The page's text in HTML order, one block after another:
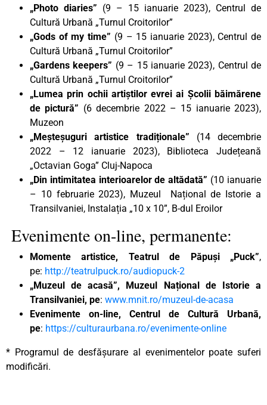
„Photo diaries” (9 – 15 ianuarie 2023), Centrul de
Cultură Urbană „Turnul Croitorilor”
„Gods of my time” (9 – 15 ianuarie 2023), Centrul de
Cultură Urbană „Turnul Croitorilor”
„Gardens keepers” (9 – 15 ianuarie 2023), Centrul de
Cultură Urbană „Turnul Croitorilor”
„Lumea prin ochii artiștilor evrei ai Școlii băimărene
de pictură” (6 decembrie 2022 – 15 ianuarie 2023),
Muzeon
„Meșteșuguri artistice tradiționale” (14 decembrie
2022 – 12 ianuarie 2023), Biblioteca Județeană
„Octavian Goga” Cluj-Napoca
„Din intimitatea interioarelor de altădată” (10 ianuarie
– 10 februarie 2023), Muzeul Național de Istorie a
Transilvaniei, Instalația „10 x 10”, B-dul Eroilor
Evenimente on-line, permanente:
Momente artistice, Teatrul de Păpuși „Puck”,
pe: http://teatrulpuck.ro/audiopuck-2
„Muzeul de acasă”, Muzeul Național de Istorie a
Transilvaniei, pe: www.mnit.ro/muzeul-de-acasa
Evenimente on-line, Centrul de Cultură Urbană,
pe: https://culturaurbana.ro/evenimente-online
* Programul de desfășurare al evenimentelor poate suferi
modificări.